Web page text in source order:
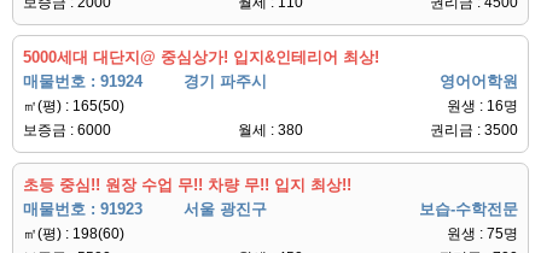
5000세대 대단지@ 중심상가! 입지&인테리어 최상!
매물번호 : 91924
경기 파주시 영어어학원
㎡(평) : 165(50)
원생 : 16명
보증금 : 6000
월세 : 380 권리금 : 3500
초등 중심!! 원장 수업 무!! 차량 무!! 입지 최상!!
매물번호 : 91923
서울 광진구 보습-수학전문
㎡(평) : 198(60)
원생 : 75명